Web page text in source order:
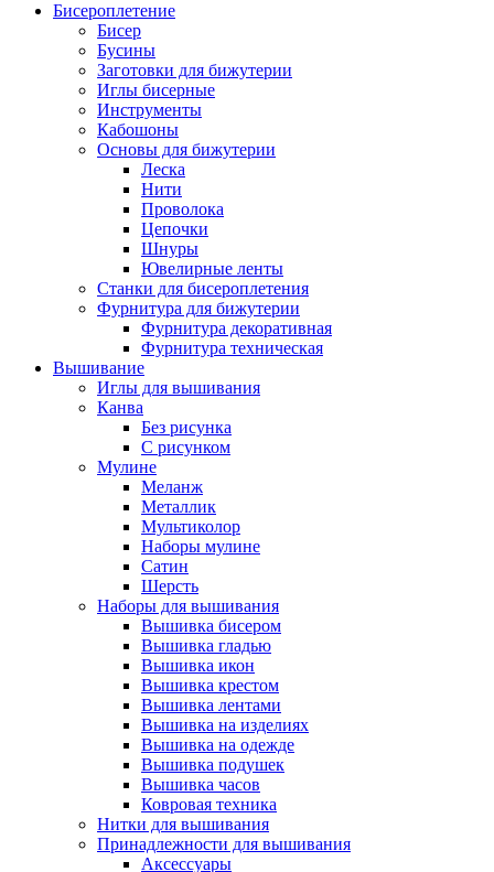
Бисероплетение
Бисер
Бусины
Заготовки для бижутерии
Иглы бисерные
Инструменты
Кабошоны
Основы для бижутерии
Леска
Нити
Проволока
Цепочки
Шнуры
Ювелирные ленты
Станки для бисероплетения
Фурнитура для бижутерии
Фурнитура декоративная
Фурнитура техническая
Вышивание
Иглы для вышивания
Канва
Без рисунка
С рисунком
Мулине
Меланж
Металлик
Мультиколор
Наборы мулине
Сатин
Шерсть
Наборы для вышивания
Вышивка бисером
Вышивка гладью
Вышивка икон
Вышивка крестом
Вышивка лентами
Вышивка на изделиях
Вышивка на одежде
Вышивка подушек
Вышивка часов
Ковровая техника
Нитки для вышивания
Принадлежности для вышивания
Аксессуары